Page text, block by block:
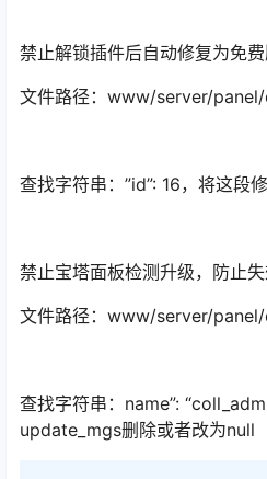
禁止解锁插件后自动修复为免
文件路径：www/server/
查找字符串：”id”: 16，将这段
禁止宝塔面板检测升级，防止
文件路径：www/server/
查找字符串：name”:
update_mgs删除或者改为null